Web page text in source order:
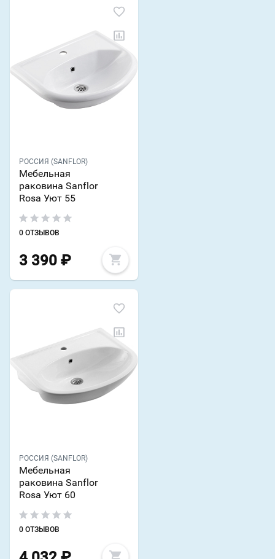
РОССИЯ (SANFLOR)
Мебельная
раковина Sanflor
Rosa Уют 55
0 ОТЗЫВОВ
3 390 ₽
РОССИЯ (SANFLOR)
Мебельная
раковина Sanflor
Rosa Уют 60
0 ОТЗЫВОВ